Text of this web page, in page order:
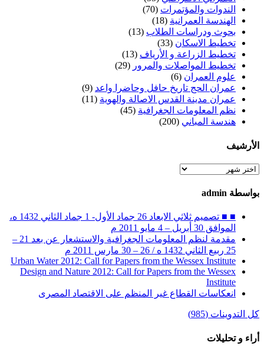
الندوات والمؤتمرات (70)
الهندسة العمرانية (18)
بحوث ودراسات الطلاب (13)
تخطيط الاسكان (33)
تخطيط الزراعة و الأرياف (13)
تخطيط المواصلات والمرور (29)
علوم العمران (6)
عمران الحج تاريخ حافل وحاضرا واعد (9)
عمران مدينة القدس الاصالة والهوية (11)
نظم المعلومات الجغرافية (45)
هندسة المباني (200)
الأرشيف
الأرشيف
بواسطة admin
■ ■ تصميم ثلاثي الابعاد 26 جماد الأول- 1 جماد الثاني 1432 ه،
الموافق 30 أبريل – 4 مايو 2011 م
مقدمة لنظم المعلومات الجغرافية والاستشعار عن بعد 21 –
25 ربيع الثاني 1432 ه / 26 – 30 مارس 2011 م
Urban Water 2012: Call for Papers from the Wessex Institute
Design and Nature 2012: Call for Papers from the Wessex
Institute‏
انعكاسات القطاع غير المنظم على الاقتصاد المصرى
كل التدوينات (985)
أراء و تحليلات